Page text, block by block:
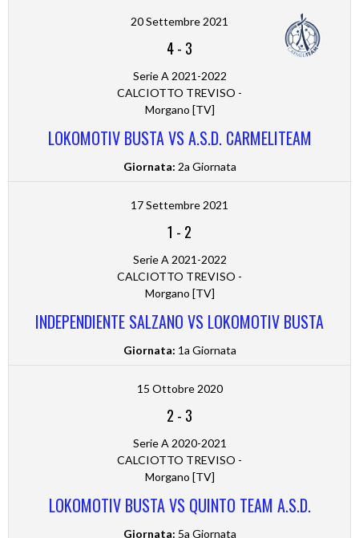
20 Settembre 2021
4- 3
Serie A 2021-2022
CALCIOTTO TREVISO -
Morgano [TV]
LOKOMOTIV BUSTA VS A.S.D. CARMELITEAM
Giornata: 2a Giornata
17 Settembre 2021
1 - 2
Serie A 2021-2022
CALCIOTTO TREVISO -
Morgano [TV]
INDEPENDIENTE SALZANO VS LOKOMOTIV BUSTA
Giornata: 1a Giornata
15 Ottobre 2020
2 - 3
Serie A 2020-2021
CALCIOTTO TREVISO -
Morgano [TV]
LOKOMOTIV BUSTA VS QUINTO TEAM A.S.D.
Giornata: 5a Giornata